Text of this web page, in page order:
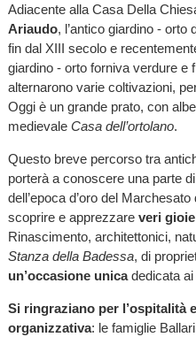
Adiacente alla Casa Della
Ariaudo, l’antico giardino - orto
fin dal XIII secolo e
giardino - orto forniva verdure e
alternarono varie coltivazioni,
Oggi è un grande prato, con
medievale Casa dell’ortolano.
Questo breve percorso tra
porterà a conoscere una parte
dell’epoca d’oro del
scoprire e apprezzare veri
Rinascimento, architettonici,
Stanza della Badessa, di
un’occasione unicadedicata
Si ringraziano per l’ospitalità
organizzativa: le famiglie